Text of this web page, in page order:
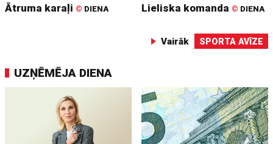
Ātruma karaļi © DIENA Lieliska komanda © DIENA
Vairāk SPORTA AVĪZE
UZŅĒMĒJA DIENA